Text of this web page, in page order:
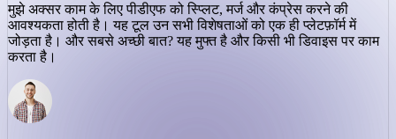
मुझे अक्सर काम के लिए पीडीएफ को स्प्लिट, मर्ज और कंप्रेस करने की
आवश्यकता होती है। यह टूल उन सभी विशेषताओं को एक ही प्लेटफ़ॉर्म में
जोड़ता है। और सबसे अच्छी बात? यह मुफ्त है और किसी भी डिवाइस पर काम
करता है।